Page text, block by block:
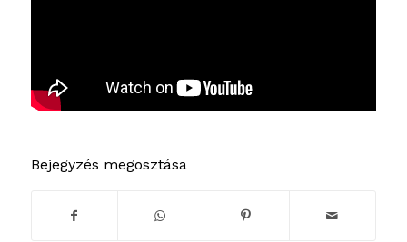
Bejegyzés megosztása